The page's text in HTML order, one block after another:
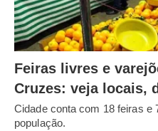
Feiras livres e
Cruzes: veja locais,
Cidade conta com 18 feiras e
população.